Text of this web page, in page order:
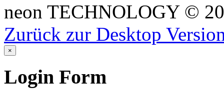
neon TECHNOLOGY ©
Zurück zur Desktop
×
Login Form